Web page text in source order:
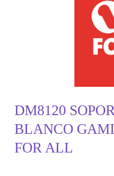
DM8120
BLANCO
FOR ALL